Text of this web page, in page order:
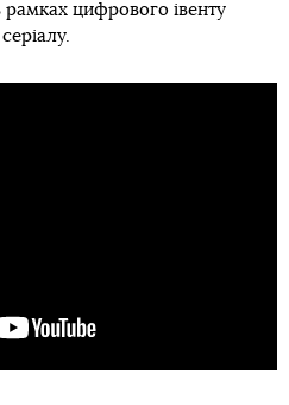
рамках цифрового івенту